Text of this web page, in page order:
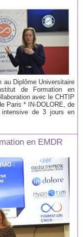
au Diplôme Universitaire
de Formation en
avec le CHTIP
Paris * IN-DOLORE, de
intensive de 3 jours en
en EMDR